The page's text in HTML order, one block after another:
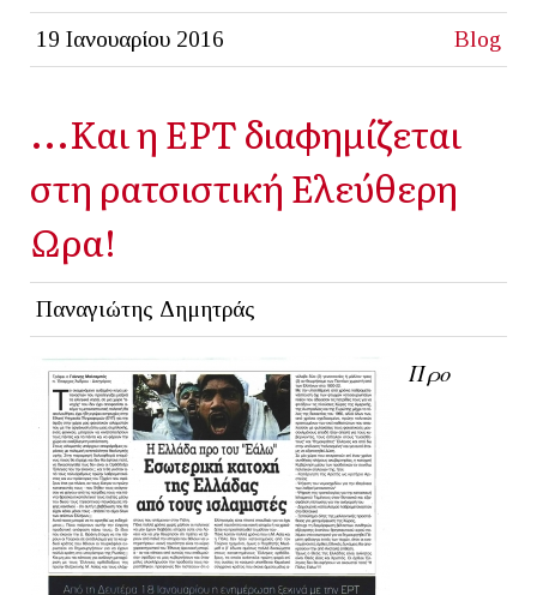
19 Ιανουαρίου 2016 Blog
...Και η ΕΡΤ διαφημίζεται
στη ρατσιστική Ελεύθερη
Ωρα!
Παναγιώτης Δημητράς
Προ